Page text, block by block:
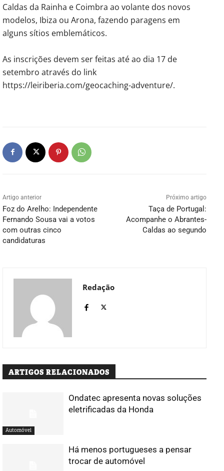
Caldas da Rainha e Coimbra ao volante dos novos
modelos, Ibiza ou Arona, fazendo paragens em
alguns sítios emblemáticos.
As inscrições devem ser feitas até ao dia 17 de
setembro através do link
https://leiriberia.com/geocaching-adventure/.
Artigo anterior
Foz do Arelho: Independente
Fernando Sousa vai a votos
com outras cinco
candidaturas
Próximo artigo
Taça de Portugal:
Acompanhe o Abrantes-
Caldas ao segundo
Redação
ARTIGOS RELACIONADOS
Automóvel
Ondatec apresenta novas soluções
eletrificadas da Honda
Há menos portugueses a pensar
trocar de automóvel